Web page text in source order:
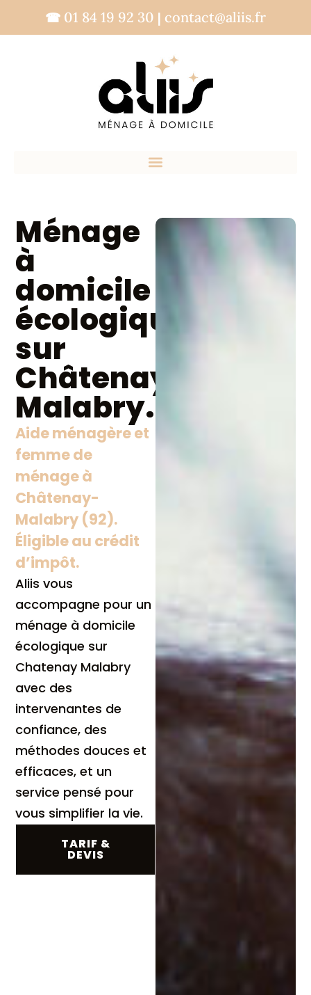
☎ 01 84 19 92 30 | contact@aliis.fr
Ménage
à
domicile
écologique
sur
Châtenay
Malabry.
Aide ménagère et
femme de
ménage à
Châtenay-
Malabry (92).
Éligible au crédit
d’impôt.
Aliis vous
accompagne pour un
ménage à domicile
écologique sur
Chatenay Malabry
avec des
intervenantes de
confiance, des
méthodes douces et
efficaces, et un
service pensé pour
vous simplifier la vie.
TARIF &
DEVIS